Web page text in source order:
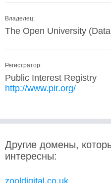
Владелец:
The Open University
Регистратор:
Public Interest Registry
http://www.pir.org/
Другие домены,
интересны:
zooldigital.co.uk